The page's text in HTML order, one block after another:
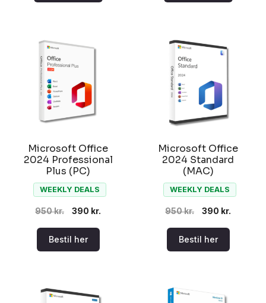
Microsoft Office
2024 Professional
Plus (PC)
WEEKLY DEALS
950kr.
Original
price
was:
390 kr.
Bestil her
Microsoft Office
2024 Standard
(MAC)
WEEKLY DEALS
950kr.
Original
price
was:
390 kr.
Bestil her